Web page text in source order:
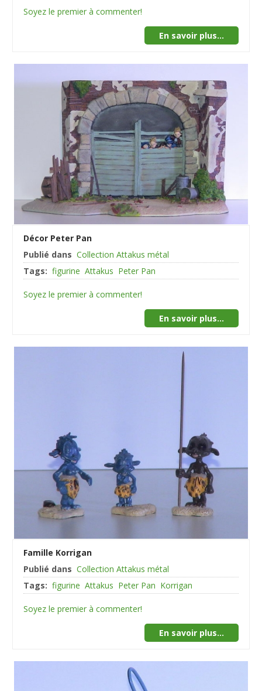
Soyez le premier à commenter!
En savoir plus...
Décor Peter Pan
Publié dans Collection Attakus métal
Tags: figurine Attakus Peter Pan
Soyez le premier à commenter!
En savoir plus...
Famille Korrigan
Publié dans Collection Attakus métal
Tags: figurine Attakus Peter Pan Korrigan
Soyez le premier à commenter!
En savoir plus...